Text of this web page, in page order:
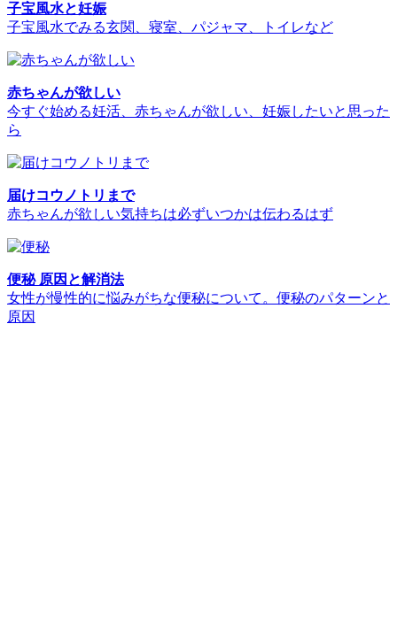
子宝風水と妊娠
子宝風水でみる玄関、寝室、パジャマ、トイレなど
赤ちゃんが欲しい
今すぐ始める妊活、赤ちゃんが欲しい、妊娠したいと思った
ら
届けコウノトリまで
赤ちゃんが欲しい気持ちは必ずいつかは伝わるはず
便秘 原因と解消法
女性が慢性的に悩みがちな便秘について。便秘のパターンと
原因